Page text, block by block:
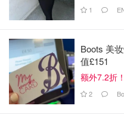
1
Boots 美
值£151
额外7.2折
2